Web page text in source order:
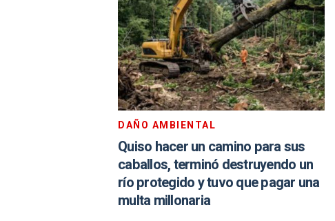
DAÑO AMBIENTAL
Quiso hacer un camino para sus
caballos, terminó destruyendo un
río protegido y tuvo que pagar una
multa millonaria